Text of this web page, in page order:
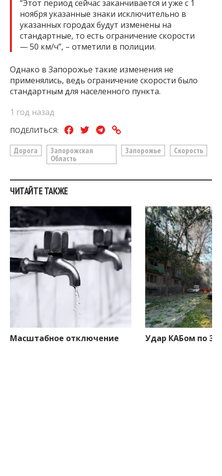
“Этот период сейчас заканчивается и уже с 1
ноября указанные знаки исключительно в
указанных городах будут изменены на
стандартные, то есть ограничение скорости
— 50 км/ч”, – отметили в полиции.
Однако в Запорожье такие изменения не
применялись, ведь ограничение скорости было
стандартным для населенного пункта.
1 год назад
ПОДЕЛИТЬСЯ:
Дорога
Запорожская
Область
Запорожье Скорость
ЧИТАЙТЕ ТАКЖЕ
Масштабное отключение
Удар КАБом по